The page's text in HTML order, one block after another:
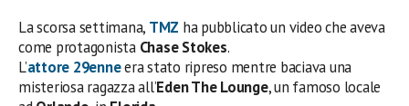
La scorsa settimana, TMZ ha pubblicato un video che aveva
come protagonista Chase Stokes.
L’attore 29enneera stato ripreso mentre baciava una
misteriosa ragazza all’Eden The Lounge, un famoso locale